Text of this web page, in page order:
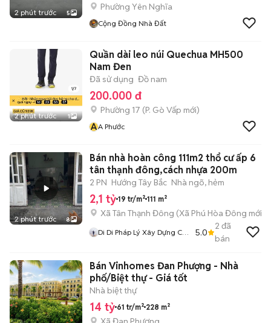
2 phút trước 5
Phường Yên Nghĩa
Cộng Đồng Nhà Đất
2 phút trước 1
Quần dài leo núi Quechua MH500
Nam Đen
Đã sử dụng Đồ nam
200.000 đ
Phường 17 (P. Gò Vấp mới)
AA Phước
2 phút trước 8
Bán nhà hoàn công 111m2 thổ cư ấp 6
tân thạnh đông,cách nhựa 200m
2 PN Hướng Tây Bắc Nhà ngõ, hẻm
2,1 tỷ 19 tr/m² 111 m²
Xã Tân Thạnh Đông (Xã Phú Hòa Đông mới)
Di Di Pháp Lý Xây Dựng Củ
5.0
2 đã
bán
Bán Vinhomes Đan Phượng - Nhà
phố/Biệt thự - Giá tốt
Nhà biệt thự
14 tỷ 61 tr/m² 228 m²